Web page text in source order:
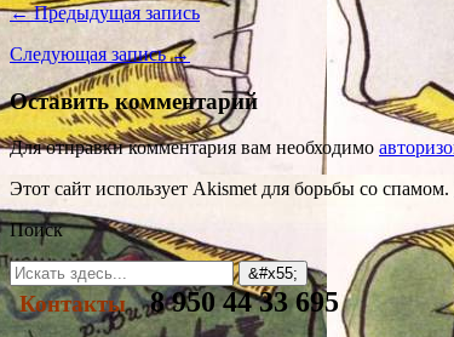
← Предыдущая запись
Следующая запись →
Оставить комментарий
Для отправки комментария вам необходимо
Этот сайт использует Akismet для борьбы со спамом.
Поиск
Контакты 8 950 44 33 695